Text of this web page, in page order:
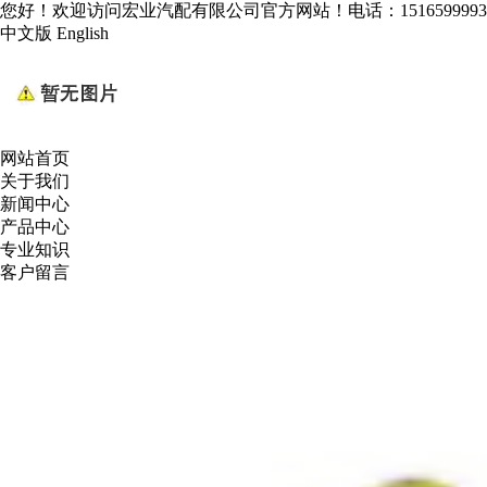
您好！欢迎访问宏业汽配有限公司官方网站！电话：
中文版 English
网站首页
关于我们
新闻中心
产品中心
专业知识
客户留言